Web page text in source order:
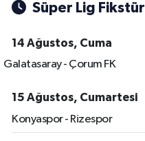
Süper Lig Fikstür
14 Ağustos, Cuma
Galatasaray - Çorum FK
15 Ağustos, Cumartesi
Konyaspor - Rizespor